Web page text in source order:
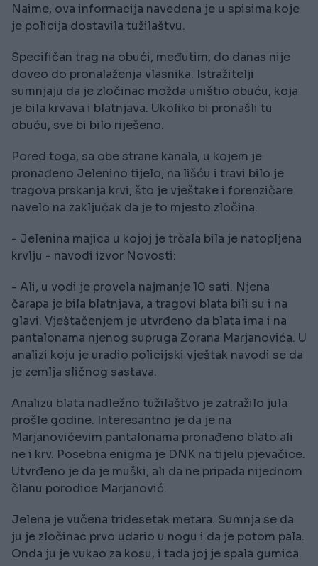
Naime, ova informacija navedena je u spisima koje
je policija dostavila tužilaštvu.
Specifičan trag na obući, međutim, do danas nije
doveo do pronalaženja vlasnika. Istražitelji
sumnjaju da je zločinac možda uništio obuću, koja
je bila krvava i blatnjava. Ukoliko bi pronašli tu
obuću, sve bi bilo riješeno.
Pored toga, sa obe strane kanala, u kojem je
pronađeno Jelenino tijelo, na lišću i travi bilo je
tragova prskanja krvi, što je vještake i forenzičare
navelo na zaključak da je to mjesto zločina.
- Jelenina majica u kojoj je trčala bila je natopljena
krvlju - navodi izvor Novosti:
- Ali, u vodi je provela najmanje 10 sati. Njena
čarapa je bila blatnjava, a tragovi blata bili su i na
glavi. Vještačenjem je utvrđeno da blata ima i na
pantalonama njenog supruga Zorana Marjanovića. U
analizi koju je uradio policijski vještak navodi se da
je zemlja sličnog sastava.
Analizu blata nadležno tužilaštvo je zatražilo jula
prošle godine. Interesantno je da je na
Marjanovićevim pantalonama pronađeno blato ali
ne i krv. Posebna enigma je DNK na tijelu pjevačice.
Utvrđeno je da je muški, ali da ne pripada nijednom
članu porodice Marjanović.
Jelena je vučena tridesetak metara. Sumnja se da
ju je zločinac prvo udario u nogu i da je potom pala.
Onda ju je vukao za kosu, i tada joj je spala gumica.